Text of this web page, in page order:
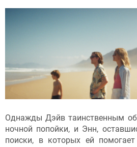
Однажды Дэйв таинственным
ночной попойки, и Энн,
поиски, в которых ей